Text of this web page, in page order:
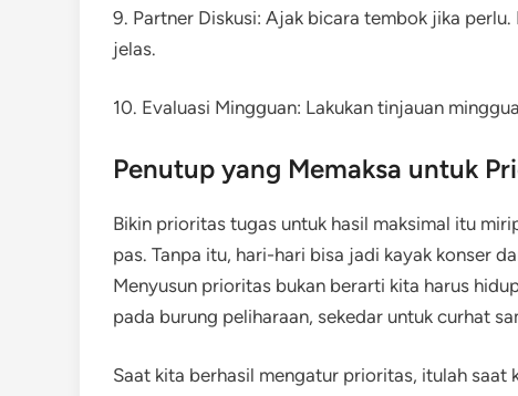
9. Partner Diskusi: Ajak bicara tembok jika
jelas.
10. Evaluasi Mingguan: Lakukan tinjauan
Penutup yang Memaksa untuk
Bikin prioritas tugas untuk hasil maksimal itu
pas. Tanpa itu, hari-hari bisa jadi kayak konser
Menyusun prioritas bukan berarti kita harus
pada burung peliharaan, sekedar untuk curhat
Saat kita berhasil mengatur prioritas, itulah saat